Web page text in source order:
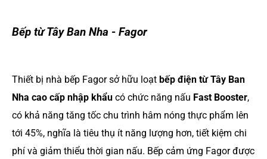
Bếp từ Tây Ban Nha - Fagor
Thiết bị nhà bếp Fagor sở hữu loạt bếp điện từ Tây Ban
Nha cao cấp nhập khẩu có chức năng nấu Fast Booster,
có khả năng tăng tốc chu trình hâm nóng thực phẩm lên
tới 45%, nghĩa là tiêu thụ ít năng lượng hơn, tiết kiệm chi
phí và giảm thiểu thời gian nấu. Bếp cảm ứng Fagor được